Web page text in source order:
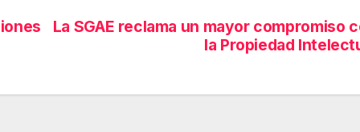
La SGAE reclama un mayor compromiso
la Propiedad